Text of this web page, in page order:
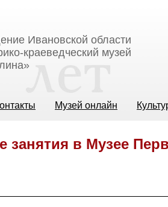
Ивановской области
краеведческий музей
Музей онлайн
занятия в Музее